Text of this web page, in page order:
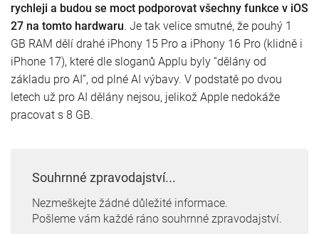
rychleji a budou se moct podporovat všechny funkce v iOS
27 na tomto hardwaru. Je tak velice smutné, že pouhý 1
GB RAM dělí drahé iPhony 15 Pro a iPhony 16 Pro (klidně i
iPhone 17), které dle sloganů Applu byly “dělány od
základu pro AI”, od plné AI výbavy. V podstatě po dvou
letech už pro AI dělány nejsou, jelikož Apple nedokáže
pracovat s 8 GB.
Souhrnné zpravodajství...
Nezmeškejte žádné důležité informace.
Pošleme vám každé ráno souhrnné zpravodajství.